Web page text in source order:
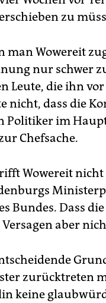
zu
man Wowereit
nur schwer
Leute, die ihn
nicht, dass die
Politiker im
Chefsache.
Wowereit
Bundes. Dass
aber
zurücktreten
keine